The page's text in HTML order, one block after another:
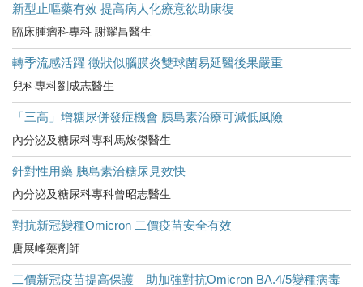
新型止嘔藥有效 提高病人化療意欲助康復
臨床腫瘤科專科 謝耀昌醫生
轉季流感活躍 徵狀似腦膜炎雙球菌易延醫後果嚴重
兒科專科劉成志醫生
「三高」增糖尿併發症機會 胰島素治療可減低風險
內分泌及糖尿科專科馬焌傑醫生
針對性用藥 胰島素治糖尿見效快
內分泌及糖尿科專科曾昭志醫生
對抗新冠變種Omicron 二價疫苗安全有效
唐展峰藥劑師
二價新冠疫苗提高保護 助加強對抗Omicron BA.4/5變種病毒